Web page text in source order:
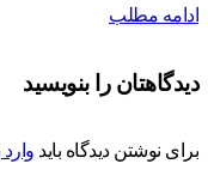
ادامه مطلب
دیدگاهتان را بنویسید
برای نوشتن دیدگاه باید